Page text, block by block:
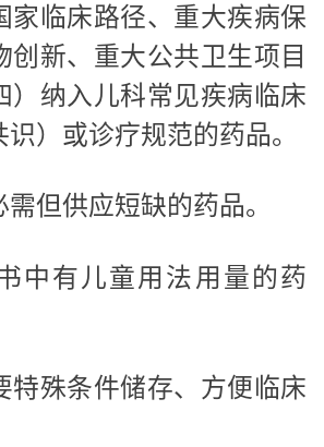
家临床路径、重大疾病保
创新、重大公共卫生项目
）纳入儿科常见疾病临床
）或诊疗规范的药品。
需但供应短缺的药品。
中有儿童用法用量的药
特殊条件储存、方便临床